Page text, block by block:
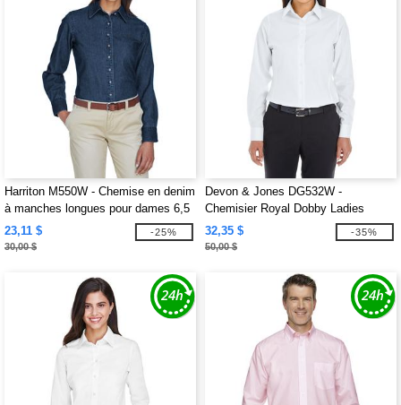
Harriton M550W - Chemise en denim
à manches longues pour dames 6,5
oz.
23,11 $
30,00 $
-25%
Devon & Jones DG532W -
Chemisier Royal Dobby Ladies
Crown Collection
32,35 $
50,00 $
-35%